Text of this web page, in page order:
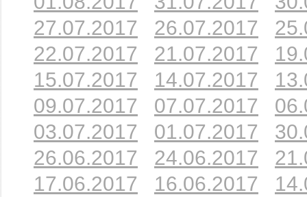
27.07.2017
26.07.2017
22.07.2017
21.07.2017
15.07.2017
14.07.2017
09.07.2017
07.07.2017
03.07.2017
01.07.2017
26.06.2017
24.06.2017
17.06.2017
16.06.2017